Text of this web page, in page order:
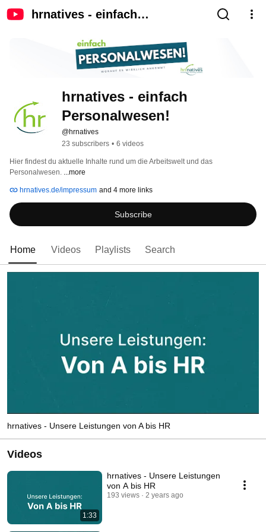
hrnatives - einfach
hrnatives - einfach
Personalwesen!
@hrnatives
23 subscribers • 6 videos
Hier findest du aktuelle Inhalte rund um die Arbeitswelt und das
Personalwesen. ...more
hrnatives.de/impressum and 4 more links
Subscribe
Home Videos Playlists Search
hrnatives - Unsere Leistungen von A bis HR
Videos
1:33
hrnatives - Unsere Leistungen
von A bis HR
193 views 2 years ago